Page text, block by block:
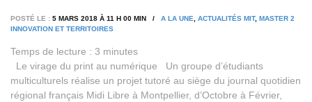
POSTÉ LE : 5 MARS 2018 À 11 H 00 MIN / A LA UNE ACTUALITÉS MIT, MASTER 2
INNOVATION ET TERRITOIRES
Temps de lecture : 3 minutes
Le virage du print au numérique Un groupe d’étudiants
multiculturels réalise un projet tutoré au siège du journal quotidien
régional français Midi Libre à Montpellier, d’Octobre à Février,